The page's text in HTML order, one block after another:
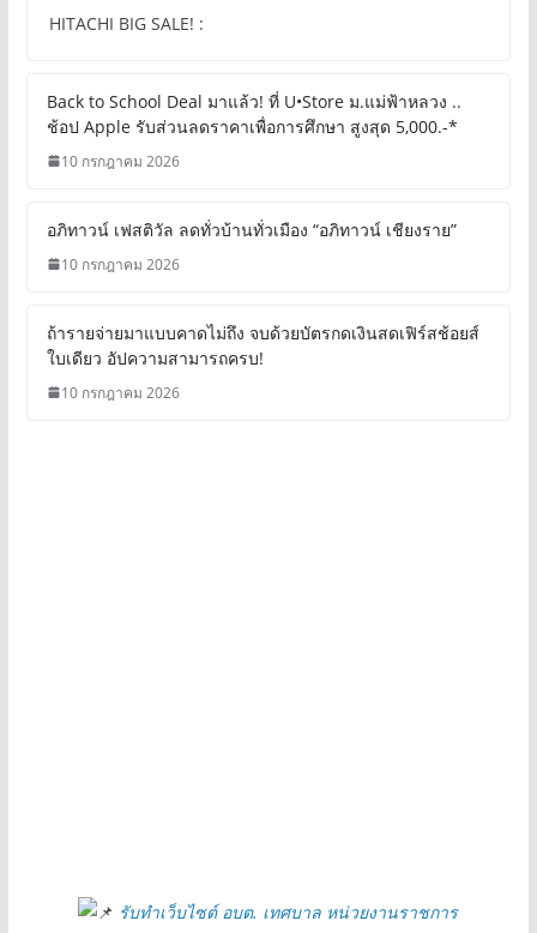
HITACHI BIG SALE! :
Back to School Deal มาแล้ว! ที่ U•Store ม.แม่ฟ้าหลวง ..
ช้อป Apple รับส่วนลดราคาเพื่อการศึกษา สูงสุด 5,000.-*
10 กรกฎาคม 2026
อภิทาวน์ เฟสติวัล ลดทั่วบ้านทั่วเมือง “อภิทาวน์ เชียงราย”
10 กรกฎาคม 2026
ถ้ารายจ่ายมาแบบคาดไม่ถึง จบด้วยบัตรกดเงินสดเฟิร์สช้อยส์
ใบเดียว อัปความสามารถครบ!
10 กรกฎาคม 2026
รับทำเว็บไซต์ อบต. เทศบาล หน่วยงานราชการ